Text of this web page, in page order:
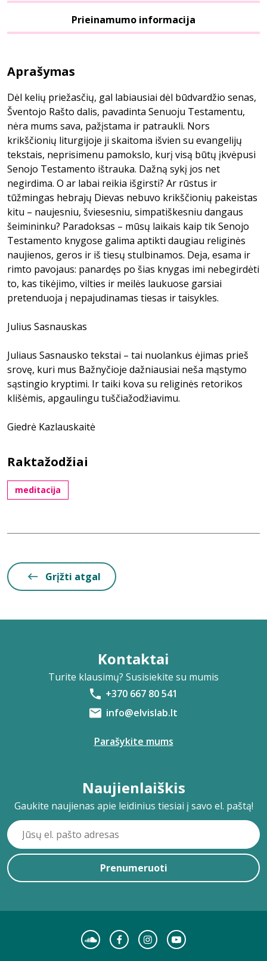
Prieinamumo informacija
Aprašymas
Dėl kelių priežasčių, gal labiausiai dėl būdvardžio senas,
Šventojo Rašto dalis, pavadinta Senuoju Testamentu,
nėra mums sava, pažįstama ir patraukli. Nors
krikščionių liturgijoje ji skaitoma išvien su evangelijų
tekstais, neprisimenu pamokslo, kurį visą būtų įkvėpusi
Senojo Testamento ištrauka. Dažną sykį jos net
negirdima. O ar labai reikia išgirsti? Ar rūstus ir
tūžmingas hebrajų Dievas nebuvo krikščionių pakeistas
kitu – naujesniu, šviesesniu, simpatiškesniu dangaus
šeimininku? Paradoksas – mūsų laikais kaip tik Senojo
Testamento knygose galima aptikti daugiau religinės
naujienos, geros ir iš tiesų stulbinamos. Deja, esama ir
rimto pavojaus: panardęs po šias knygas imi nebegirdėti
to, kas tikėjimo, vilties ir meilės laukuose garsiai
pretenduoja į nepajudinamas tiesas ir taisykles.
Julius Sasnauskas
Juliaus Sasnausko tekstai – tai nuolankus ėjimas prieš
srovę, kuri mus Bažnyčioje dažniausiai neša mąstymo
sąstingio kryptimi. Ir taiki kova su religinės retorikos
klišėmis, apgaulingu tuščiažodžiavimu.
Giedrė Kazlauskaitė
Raktažodžiai
meditacija
Grįžti atgal
Kontaktai
Turite klausimų? Susisiekite su mumis
+370 667 80 541
info@elvislab.lt
Parašykite mums
Naujienlaiškis
Gaukite naujienas apie leidinius tiesiai į savo el. paštą!
Prenumeruoti